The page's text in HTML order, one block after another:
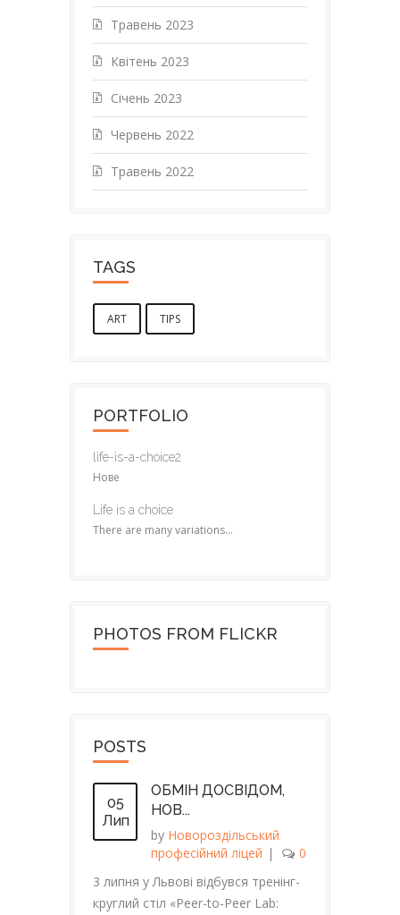
Травень 2023
Квітень 2023
Січень 2023
Червень 2022
Травень 2022
TAGS
ART TIPS
PORTFOLIO
life-is-a-choice2
Нове
Life is a choice
There are many variations...
PHOTOS FROM FLICKR
POSTS
05
Лип
ОБМІН ДОСВІДОМ,
НОВ...
by Новороздільський
професійний ліцей |
0
3 липня у Львові відбувся тренінг-
круглий стіл «Peer-to-Peer Lab: